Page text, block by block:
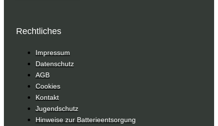
Rechtliches
Impressum
Datenschutz
AGB
Cookies
Kontakt
Jugendschutz
Hinweise zur Batterieentsorgung